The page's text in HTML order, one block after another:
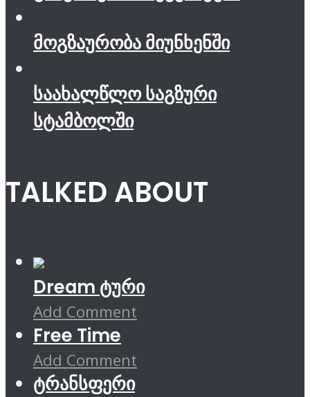
მოგზაურობა მიუნხენში
საახალწლო საგზური
სტამბოლში
TALKED ABOUT
Dream ტური
Add Comment
Free Time
Add Comment
ტრანსფერი